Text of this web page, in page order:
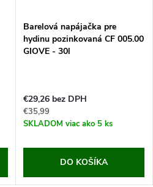
Barelová napájačka pre
hydinu pozinkovaná CF 005.00
GIOVE - 30l
€29,26 bez DPH
€35,99
SKLADOM viac ako 5 ks
DO KOŠÍKA